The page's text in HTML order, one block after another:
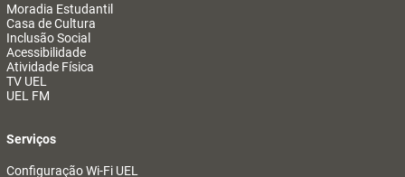
Moradia Estudantil
Casa de Cultura
Inclusão Social
Acessibilidade
Atividade Física
TV UEL
UEL FM
Serviços
Configuração Wi-Fi UEL